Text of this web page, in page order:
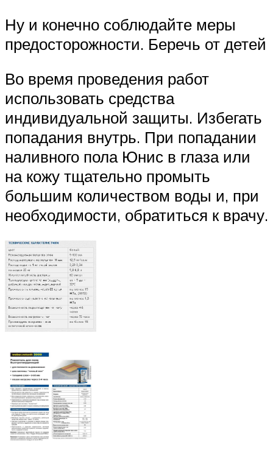
Ну и конечно соблюдайте меры
предосторожности. Беречь от детей
Во время проведения работ
использовать средства
индивидуальной защиты. Избегать
попадания внутрь. При попадании
наливного пола Юнис в глаза или
на кожу тщательно промыть
большим количеством воды и, при
необходимости, обратиться к врачу.